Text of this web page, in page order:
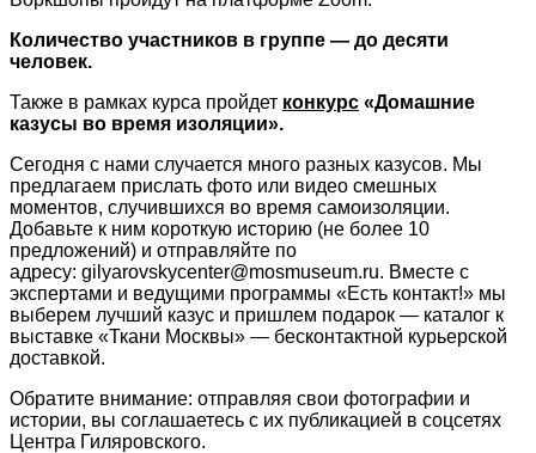
Количество участников в группе — до десяти
человек.
Также в рамках курса пройдет конкурс «Домашние
казусы во время изоляции».
Сегодня с нами случается много разных казусов. Мы
предлагаем прислать фото или видео смешных
моментов, случившихся во время самоизоляции.
Добавьте к ним короткую историю (не более 10
предложений) и отправляйте по
адресу: gilyarovskycenter@mosmuseum.ru. Вместе с
экспертами и ведущими программы «Есть контакт!» мы
выберем лучший казус и пришлем подарок — каталог к
выставке «Ткани Москвы» — бесконтактной курьерской
доставкой.
Обратите внимание: отправляя свои фотографии и
истории, вы соглашаетесь с их публикацией в соцсетях
Центра Гиляровского.